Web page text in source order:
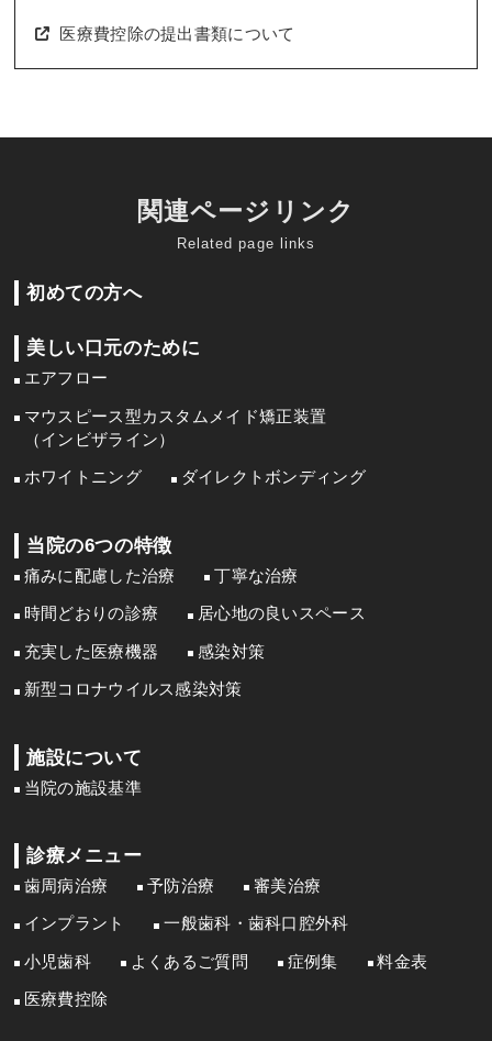
医療費控除の提出書類について
関連ページリンク
Related page links
初めての方へ
美しい口元のために
エアフロー
マウスピース型カスタムメイド矯正装置
（インビザライン）
ホワイトニング ダイレクトボンディング
当院の6つの特徴
痛みに配慮した治療 丁寧な治療
時間どおりの診療 居心地の良いスペース
充実した医療機器 感染対策
新型コロナウイルス感染対策
施設について
当院の施設基準
診療メニュー
歯周病治療 予防治療 審美治療
インプラント 一般歯科・歯科口腔外科
小児歯科 よくあるご質問 症例集 料金表
医療費控除